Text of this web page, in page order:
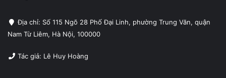
Địa chỉ: Số 115 Ngõ 28 Phố Đại Linh, phường Trung Văn, quận
Nam Từ Liêm, Hà Nội, 100000
Tác giả: Lê Huy Hoàng